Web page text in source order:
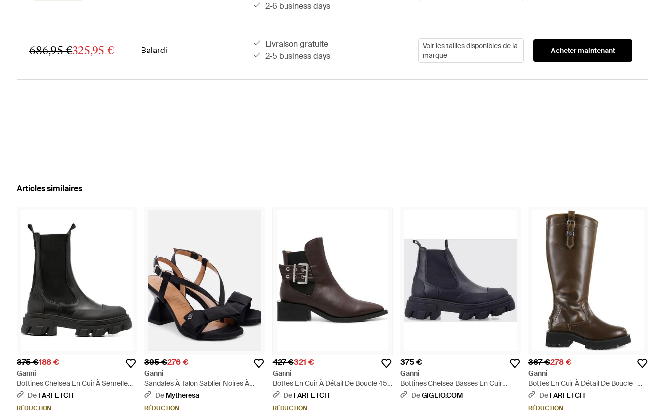
2-6 business days
686,95 €325,95 € Balardi
livraison gratuite
2-5 business days
Voir les tailles disponibles de la
marque
Acheter maintenant
Articles similaires
375 €188 €
Ganni
Bottines Chelsea En Cuir À Semelle
Épaisse - Noir
De FARFETCH
RÉDUCTION
395 €276 €
Ganni
Sandales À Talon Sablier Noires À
Boucle Décorative Surdimensionnée -
Noir
De Mytheresa
RÉDUCTION
427 €321 €
Ganni
Bottes En Cuir À Détail De Boucle 45
Mm - Marron
De FARFETCH
RÉDUCTION
375 €
Ganni
Bottines Chelsea Basses En Cuir
Recyclé Avec Semelle Chunky - Bleu
DeGIGLIO.COM
367 €278 €
Ganni
Bottes En Cuir À Détail De Boucle -
Marron
De FARFETCH
RÉDUCTION